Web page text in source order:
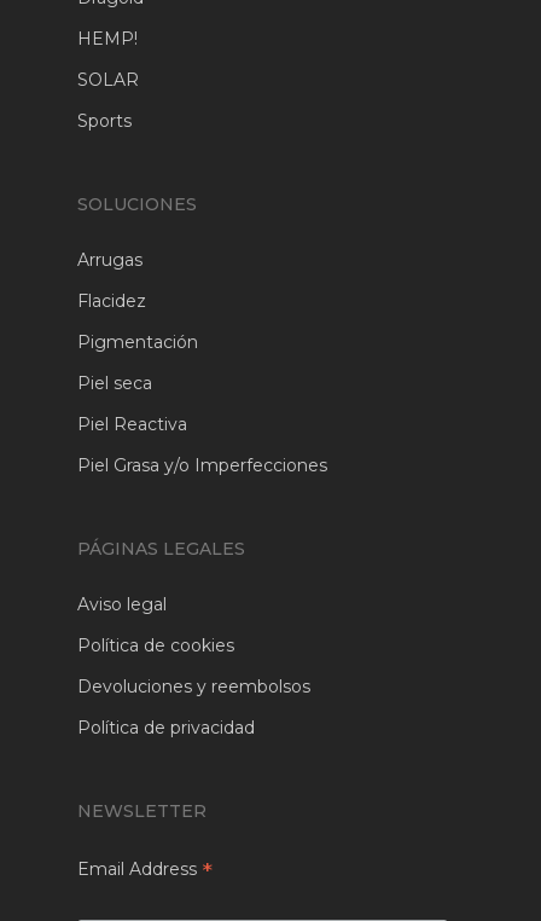
HEMP!
SOLAR
Sports
SOLUCIONES
Arrugas
Flacidez
Pigmentación
Piel seca
Piel Reactiva
Piel Grasa y/o Imperfecciones
PÁGINAS LEGALES
Aviso legal
Política de cookies
Devoluciones y reembolsos
Política de privacidad
NEWSLETTER
Email Address *